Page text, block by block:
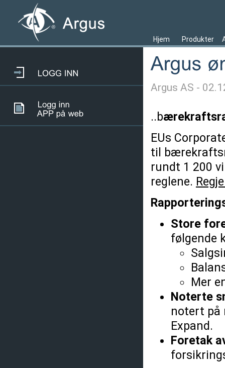
Hjem Produkter
Argus AS -
..b
EUs
til
rundt 1 200
reglene.
Store
følgende
Mer
Noterte
notert på
Expand.
Foretak